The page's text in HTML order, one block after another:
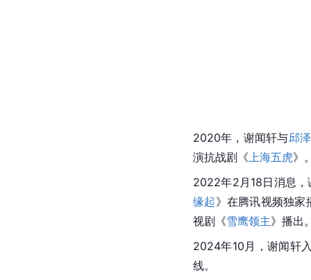
2020年，谢闻轩与邱泽
演抗战剧《 上海五虎》
2022年2月18日消息
缘起》在腾讯视频独家
视剧《雪鹰领主》播出
2024年10月，谢闻轩
线。